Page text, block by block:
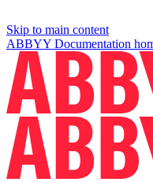
Skip to main content
ABBYY Documentation